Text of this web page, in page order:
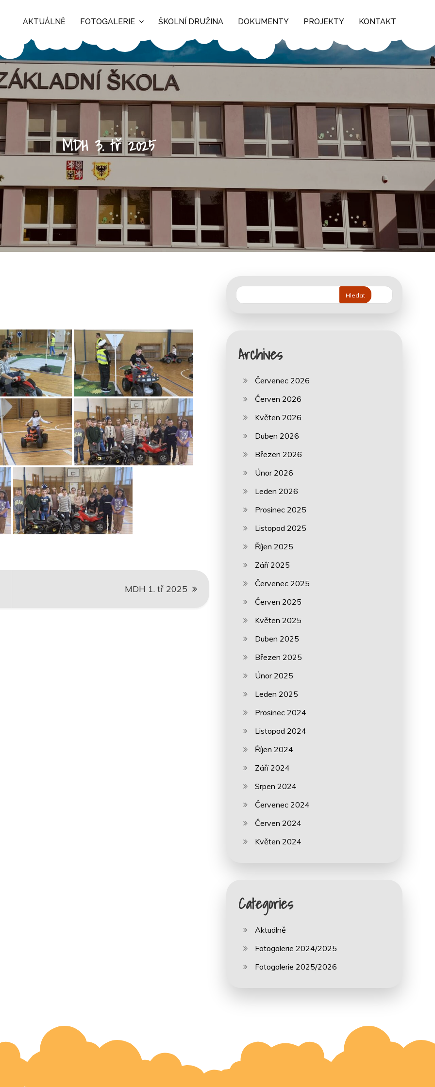
AKTUÁLNĚ FOTOGALERIE ŠKOLNÍ DRUŽINA DOKUMENTY PROJEKTY KONTAKT
MDH 3. tř 2025
MDH 1. tř 2025
Hledat
Archives
Červenec 2026
Červen 2026
Květen 2026
Duben 2026
Březen 2026
Únor 2026
Leden 2026
Prosinec 2025
Listopad 2025
Říjen 2025
Září 2025
Červenec 2025
Červen 2025
Květen 2025
Duben 2025
Březen 2025
Únor 2025
Leden 2025
Prosinec 2024
Listopad 2024
Říjen 2024
Září 2024
Srpen 2024
Červenec 2024
Červen 2024
Květen 2024
Categories
Aktuálně
Fotogalerie 2024/2025
Fotogalerie 2025/2026